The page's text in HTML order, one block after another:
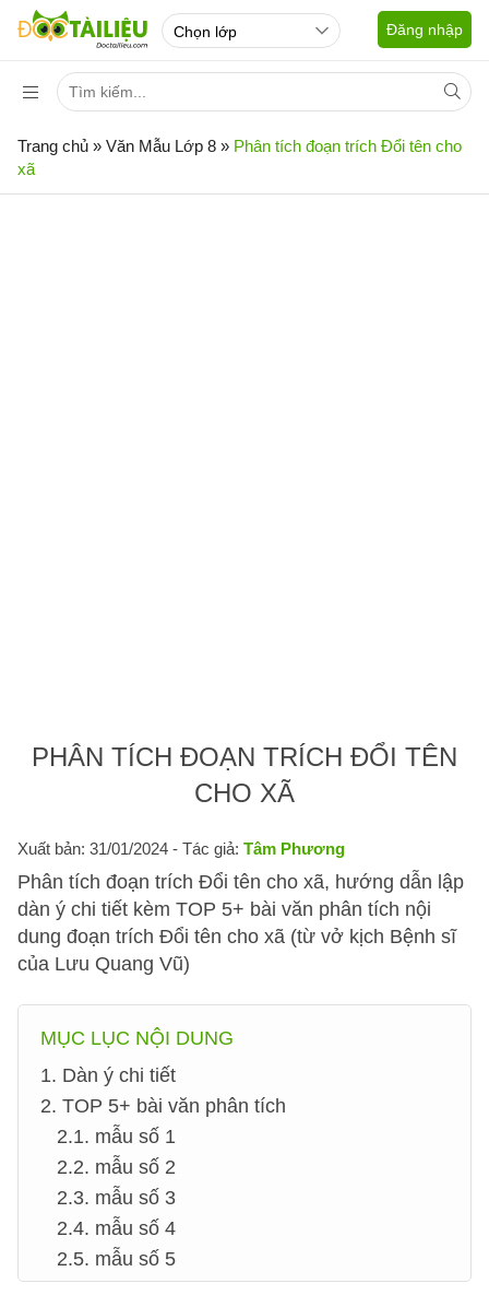
Đăng nhập
Trang chủ » Văn Mẫu Lớp 8 » Phân tích đoạn trích Đổi tên cho
xã
PHÂN TÍCH ĐOẠN TRÍCH ĐỔI TÊN
CHO XÃ
Xuất bản: 31/01/2024 - Tác giả: Tâm Phương
Phân tích đoạn trích Đổi tên cho xã, hướng dẫn lập
dàn ý chi tiết kèm TOP 5+ bài văn phân tích nội
dung đoạn trích Đổi tên cho xã (từ vở kịch Bệnh sĩ
của Lưu Quang Vũ)
MỤC LỤC NỘI DUNG
1. Dàn ý chi tiết
2. TOP 5+ bài văn phân tích
2.1. mẫu số 1
2.2. mẫu số 2
2.3. mẫu số 3
2.4. mẫu số 4
2.5. mẫu số 5